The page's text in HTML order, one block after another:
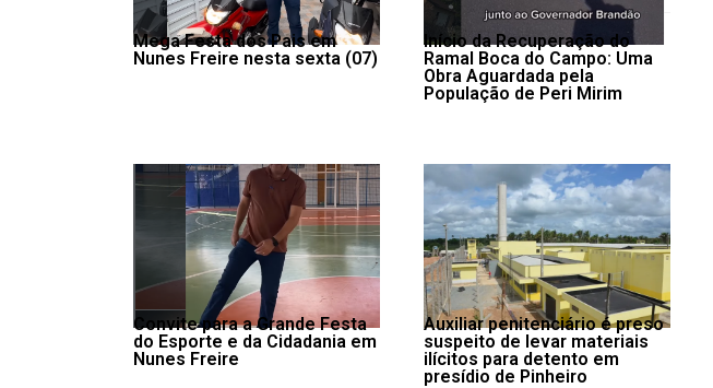
Mega Festa dos Pais em
Nunes Freire nesta sexta (07)
Início da Recuperação do
Ramal Boca do Campo: Uma
Obra Aguardada pela
População de Peri Mirim
Convite para a Grande Festa
do Esporte e da Cidadania em
Nunes Freire
Auxiliar penitenciário é preso
suspeito de levar materiais
ilícitos para detento em
presídio de Pinheiro